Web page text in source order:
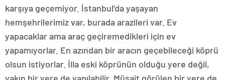
karşıya geçemiyor. İstanbul’da yaşayan
hemşehrilerimiz var, burada arazileri var. Ev
yapacaklar ama araç geçiremedikleri için ev
yapamıyorlar. En azından bir aracın geçebileceği köprü
olsun istiyorlar. İlla eski köprünün olduğu yere değil,